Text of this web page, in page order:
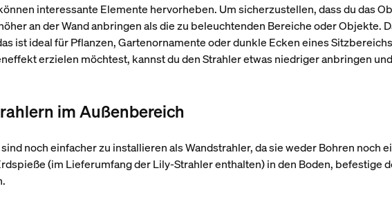
interessante Elemente hervorheben. Um sicherzustellen, dass du das
an der Wand anbringen als die zu beleuchtenden Bereiche oder Objekte.
ist ideal für Pflanzen, Gartenornamente oder dunkle Ecken eines
erzielen möchtest, kannst du den Strahler etwas niedriger anbringen
im Außenbereich
noch einfacher zu installieren als Wandstrahler, da sie weder Bohren noch
(im Lieferumfang der Lily-Strahler enthalten) in den Boden, befestige